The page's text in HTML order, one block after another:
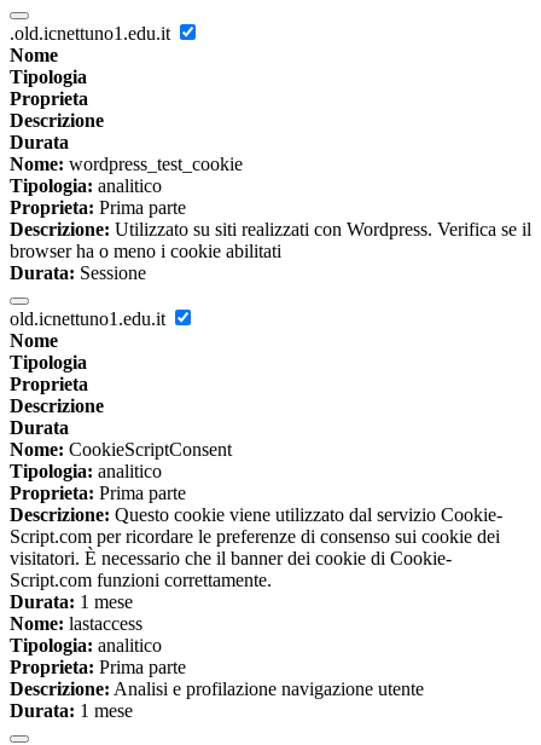
.old.icnettuno1.edu.it
Nome
Tipologia
Proprieta
Descrizione
Durata
Nome: wordpress_test_cookie
Tipologia: analitico
Proprieta: Prima parte
Descrizione: Utilizzato su siti realizzati con Wordpress. Verifica se il
browser ha o meno i cookie abilitati
Durata: Sessione
old.icnettuno1.edu.it
Nome
Tipologia
Proprieta
Descrizione
Durata
Nome: CookieScriptConsent
Tipologia: analitico
Proprieta: Prima parte
Descrizione: Questo cookie viene utilizzato dal servizio Cookie-
Script.com per ricordare le preferenze di consenso sui cookie dei
visitatori. È necessario che il banner dei cookie di Cookie-
Script.com funzioni correttamente.
Durata: 1 mese
Nome: lastaccess
Tipologia: analitico
Proprieta: Prima parte
Descrizione: Analisi e profilazione navigazione utente
Durata: 1 mese